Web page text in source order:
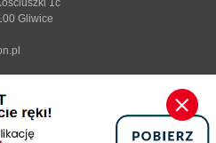
Gliwice